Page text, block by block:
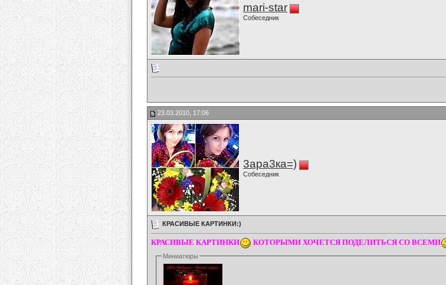
mari-star
Собеседник
23.03.2010, 17:06
3ара3ка=)
Собеседник
КРАСИВЫЕ КАРТИНКИ:)
КРАСИВЫЕ КАРТИНКИ КОТОРЫМИ ХОЧЕТСЯ ПОДЕЛИТЬСЯ СО ВСЕМИ
Миниатюры